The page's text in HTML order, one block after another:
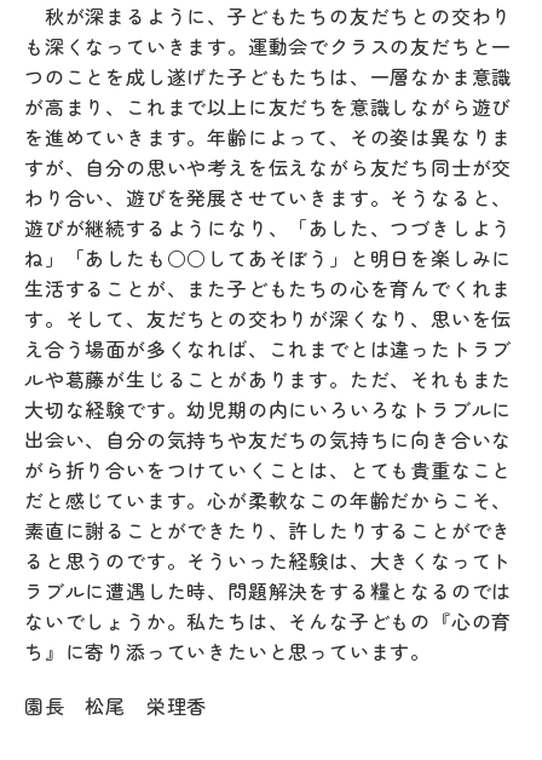
秋が深まるように、子どもたちの友だちとの交わり
も深くなっていきます。運動会でクラスの友だちと一
つのことを成し遂げた子どもたちは、一層なかま意識
が高まり、これまで以上に友だちを意識しながら遊び
を進めていきます。年齢によって、その姿は異なりま
すが、自分の思いや考えを伝えながら友だち同士が交
わり合い、遊びを発展させていきます。そうなると、
遊びが継続するようになり、「あした、つづきしよう
ね」「あしたも○○してあそぼう」と明日を楽しみに
生活することが、また子どもたちの心を育んでくれま
す。そして、友だちとの交わりが深くなり、思いを伝
え合う場面が多くなれば、これまでとは違ったトラブ
ルや葛藤が生じることがあります。ただ、それもまた
大切な経験です。幼児期の内にいろいろなトラブルに
出会い、自分の気持ちや友だちの気持ちに向き合いな
がら折り合いをつけていくことは、とても貴重なこと
だと感じています。心が柔軟なこの年齢だからこそ、
素直に謝ることができたり、許したりすることができ
ると思うのです。そういった経験は、大きくなってト
ラブルに遭遇した時、問題解決をする糧となるのでは
ないでしょうか。私たちは、そんな子どもの『心の育
ち』に寄り添っていきたいと思っています。
園長 松尾 栄理香